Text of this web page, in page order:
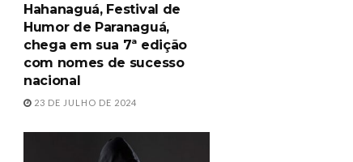
Hahanaguá, Festival de
Humor de Paranaguá,
chega em sua 7ª edição
com nomes de sucesso
nacional
23 DE JULHO DE 2024